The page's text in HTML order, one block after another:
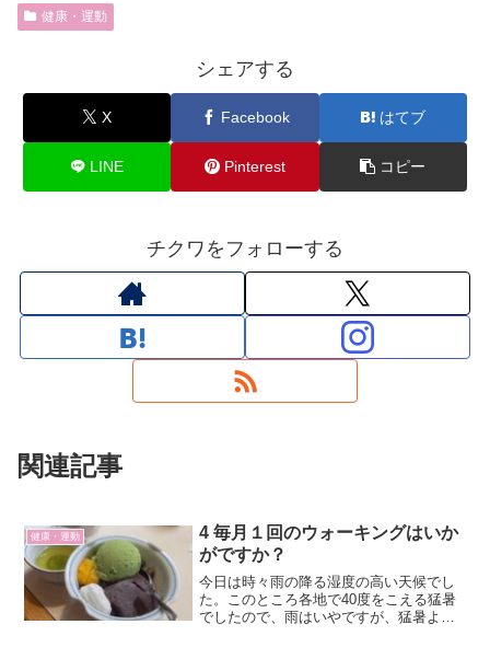
健康・運動
シェアする
X Facebook はてブ
LINE Pinterest コピー
チクワをフォローする
関連記事
健康・運動
4 毎月１回のウォーキングはいか
がですか？
今日は時々雨の降る湿度の高い天候でし
た。このところ各地で40度をこえる猛暑
でしたので、雨はいやですが、猛暑より